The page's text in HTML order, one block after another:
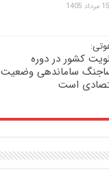
15 مرداد 1405
کشور در دوره
ساماندهی وضعیت
است